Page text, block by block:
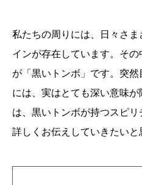
私たちの周りには、日々さ
インが存在しています。そ
が「黒いトンボ」です。突
には、実はとても深い意味
は、黒いトンボが持つスピリ
詳しくお伝えしていきたいと